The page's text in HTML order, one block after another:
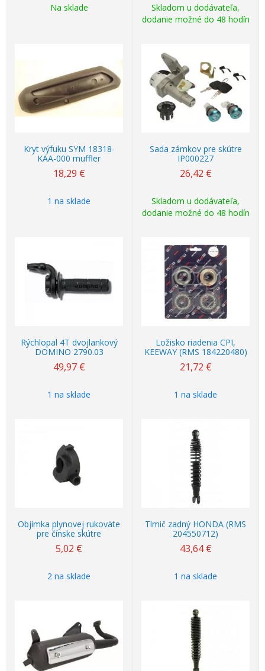
Na sklade
Skladom u dodávateľa,
dodanie možné do 48 hodín
Kryt výfuku SYM 18318-
KAA-000 muffler
18,29 €
1 na sklade
Sada zámkov pre skútre
IP000227
26,42 €
Skladom u dodávateľa,
dodanie možné do 48 hodín
Rýchlopal 4T dvojlankový
DOMINO 2790.03
49,97 €
1 na sklade
Ložisko riadenia CPI,
KEEWAY (RMS 184220480)
21,72 €
1 na sklade
Objímka plynovej rukoväte
pre čínske skútre
5,02 €
2 na sklade
Tlmič zadný HONDA (RMS
204550712)
43,64 €
1 na sklade